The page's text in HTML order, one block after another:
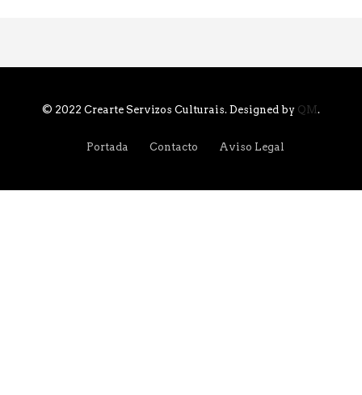
© 2022 Crearte Servizos Culturais. Designed by QM.
Portada Contacto Aviso Legal